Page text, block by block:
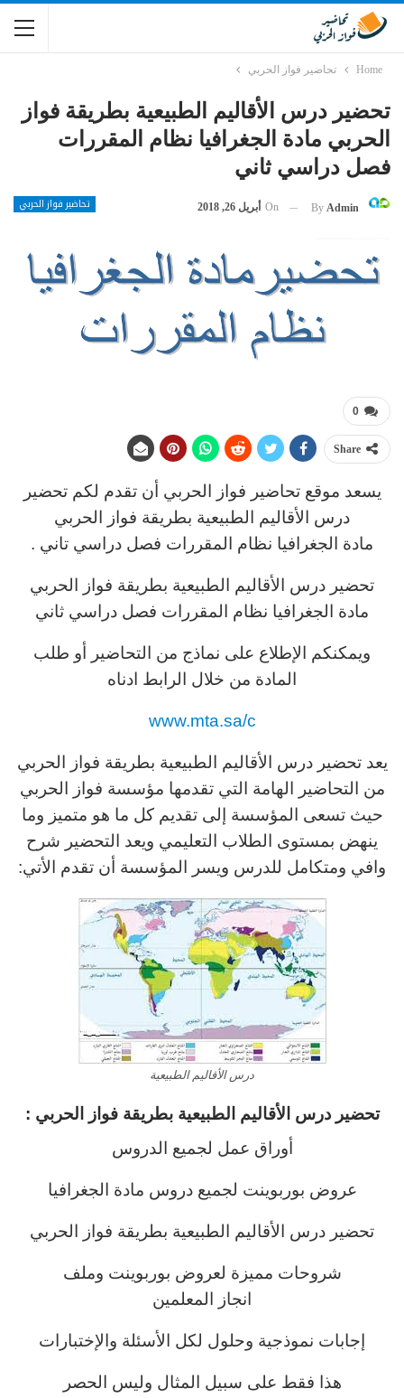
Home تحاضير فواز الحربي
تحضير درس الأقاليم الطبيعية بطريقة فواز
الحربي مادة الجغرافيا نظام المقررات
فصل دراسي ثاني
تحاضير فواز الحربي By Admin
On أبريل 26, 2018
0
Share
يسعد موقع تحاضير فواز الحربي أن تقدم لكم تحضير
درس الأقاليم الطبيعية بطريقة فواز الحربي
مادة الجغرافيا نظام المقررات فصل دراسي تاني .
تحضير درس الأقاليم الطبيعية بطريقة فواز الحربي
مادة الجغرافيا نظام المقررات فصل دراسي ثاني
ويمكنكم الإطلاع على نماذج من التحاضير أو طلب
المادة من خلال الرابط ادناه
www.mta.sa/c
يعد تحضير درس الأقاليم الطبيعية بطريقة فواز الحربي
من التحاضير الهامة التي تقدمها مؤسسة فواز الحربي
حيث تسعى المؤسسة إلى تقديم كل ما هو متميز وما
ينهض بمستوى الطلاب التعليمي ويعد التحضير شرح
وافي ومتكامل للدرس ويسر المؤسسة أن تقدم الأتي:
درس الأقاليم الطبيعية
تحضير درس الأقاليم الطبيعيةبطريقة فواز الحربي :
أوراق عمل لجميع الدروس
عروض بوربوينت لجميع دروس مادة الجغرافيا
تحضير درس الأقاليم الطبيعية بطريقة فواز الحربي
شروحات مميزة لعروض بوربوينت وملف
انجاز المعلمين
إجابات نموذجية وحلول لكل الأسئلة والإختبارات
هذا فقط على سبيل المثال وليس الحصر